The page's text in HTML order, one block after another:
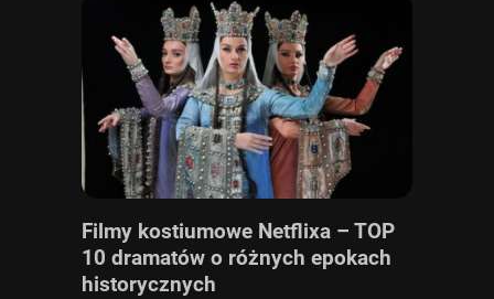
Filmy kostiumowe Netflixa – TOP
10 dramatów o różnych epokach
historycznych